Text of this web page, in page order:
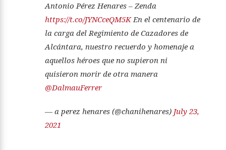
Antonio Pérez Henares – Zenda
https://t.co/JYNCceQM5KEn el centenario de
la carga del Regimiento de Cazadores de
Alcántara, nuestro recuerdo y homenaje a
aquellos héroes que no supieron ni
quisieron morir de otra manera
@DalmauFerrer
— a perez henares (@chanihenares) July 23,
2021